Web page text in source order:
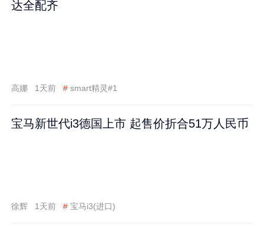
达全配齐
高娜 1天前 # smart精灵#1
宝马新世代i3德国上市 起售价折合51万人民币
徐辉 1天前 # 宝马i3(进口)